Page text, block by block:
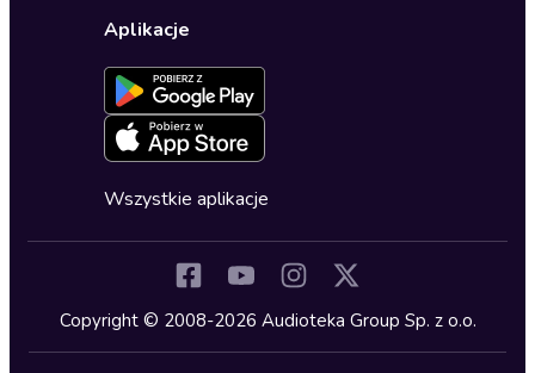
Dla młodzieży
Kryminały
Lektury szkolne
Ustawienia prywatności
Formularz zgłaszania nielegalnych treści
Deklaracja dostępności
Karty upominkowe
Oferta dla firm i bibliotek
Dołącz do newslettera
Blog
Zapowiedzi
Cykle audiobooków
Aplikacje
Wszystkie aplikacje
Copyright © 2008-2026 Audioteka Group Sp. z o.o.